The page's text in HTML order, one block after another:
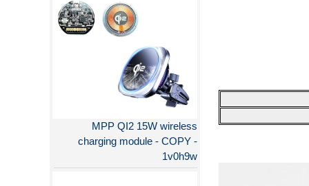
MPP QI2 15W wireless
charging module - COPY -
1v0h9w